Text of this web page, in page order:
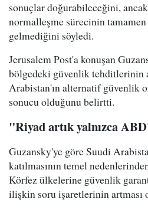
sonuçlar doğurabileceğini,
normalleşme sürecinin
gelmediğini söyledi.
Jerusalem Post'a konuşan
bölgedeki güvenlik tehditlerinin
Arabistan'ın alternatif güvenlik
sonucu olduğunu belirtti.
"Riyad artık yalnızca
Guzansky'ye göre Suudi
katılmasının temel
Körfez ülkelerine güvenlik
ilişkin soru işaretlerinin artması